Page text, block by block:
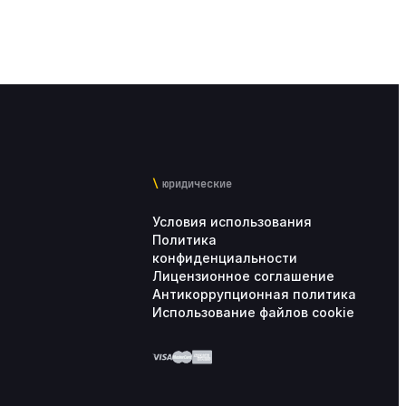
юридические
Условия использования
Политика
конфиденциальности
Лицензионное соглашение
Антикоррупционная политика
Использование файлов cookie